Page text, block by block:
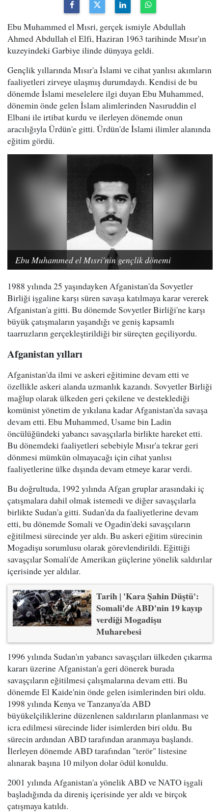
Ebu Muhammed el Mısri, gerçek ismiyle Abdullah
Ahmed Abdullah el Elfi, Haziran 1963 tarihinde Mısır'ın
kuzeyindeki Garbiye ilinde dünyaya geldi.
Gençlik yıllarında Mısır'a İslami ve cihat yanlısı akımların
faaliyetleri zirveye ulaşmış durumdaydı. Kendisi de bu
dönemde İslami meselelere ilgi duyan Ebu Muhammed,
dönemin önde gelen İslam alimlerinden Nasıruddin el
Elbani ile irtibat kurdu ve ilerleyen dönemde onun
aracılığıyla Ürdün'e gitti. Ürdün'de İslami ilimler alanında
eğitim gördü.
Ebu Muhammed el Mısri'nin gençlik dönemi
1988 yılında 25 yaşındayken Afganistan'da Sovyetler
Birliği işgaline karşı süren savaşa katılmaya karar vererek
Afganistan'a gitti. Bu dönemde Sovyetler Birliği'ne karşı
büyük çatışmaların yaşandığı ve geniş kapsamlı
taarruzların gerçekleştirildiği bir süreçten geçiliyordu.
Afganistan yılları
Afganistan'da ilmi ve askeri eğitimine devam etti ve
özellikle askeri alanda uzmanlık kazandı. Sovyetler Birliği
mağlup olarak ülkeden geri çekilene ve desteklediği
komünist yönetim de yıkılana kadar Afganistan'da savaşa
devam etti. Ebu Muhammed, Usame bin Ladin
öncülüğündeki yabancı savaşçılarla birlikte hareket etti.
Bu dönemdeki faaliyetleri sebebiyle Mısır'a tekrar geri
dönmesi mümkün olmayacağı için cihat yanlısı
faaliyetlerine ülke dışında devam etmeye karar verdi.
Bu doğrultuda, 1992 yılında Afgan gruplar arasındaki iç
çatışmalara dahil olmak istemedi ve diğer savaşçılarla
birlikte Sudan'a gitti. Sudan'da da faaliyetlerine devam
etti, bu dönemde Somali ve Ogadin'deki savaşçıların
eğitilmesi sürecinde yer aldı. Bu askeri eğitim sürecinin
Mogadişu sorumlusu olarak görevlendirildi. Eğittiği
savaşçılar Somali'de Amerikan güçlerine yönelik saldırılar
içerisinde yer aldılar.
Tarih | 'Kara Şahin Düştü':
Somali'de ABD'nin 19 kayıp
verdiği Mogadişu
Muharebesi
1996 yılında Sudan'ın yabancı savaşçıları ülkeden çıkarma
kararı üzerine Afganistan'a geri dönerek burada
savaşçıların eğitilmesi çalışmalarına devam etti. Bu
dönemde El Kaide'nin önde gelen isimlerinden biri oldu.
1998 yılında Kenya ve Tanzanya'da ABD
büyükelçiliklerine düzenlenen saldırıların planlanması ve
icra edilmesi sürecinde lider isimlerden biri oldu. Bu
sürecin ardından ABD tarafından aranmaya başlandı.
İlerleyen dönemde ABD tarafından "terör" listesine
alınarak başına 10 milyon dolar ödül konuldu.
2001 yılında Afganistan'a yönelik ABD ve NATO işgali
başladığında da direniş içerisinde yer aldı ve birçok
çatışmaya katıldı.